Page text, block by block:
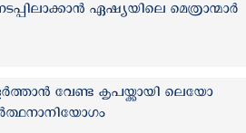
ഏഷ്യയിലെ മെത്രാന്മാർ
വേണ്ട കൃപയ്ക്കായി ലെയോ